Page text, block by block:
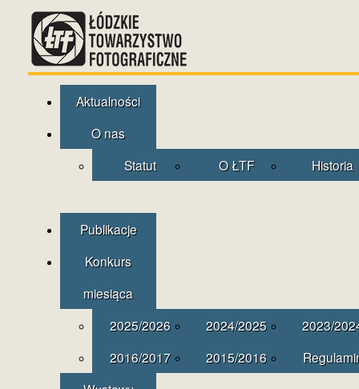
Aktualności
O nas
Statut
O ŁTF Historia
Publikacje
Konkurs
miesiąca
2025/2026
2024/2025
2023/
2016/2017
2015/2016